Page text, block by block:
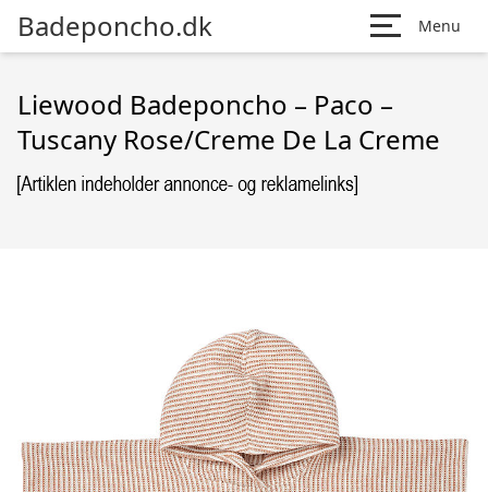
Badeponcho.dk Menu
Liewood Badeponcho – Paco –
Tuscany Rose/Creme De La Creme